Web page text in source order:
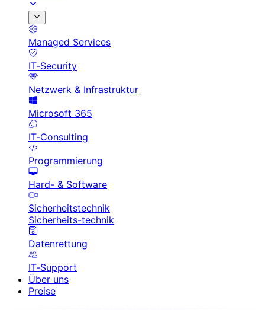
Managed Services
IT-Security
Netzwerk & Infrastruktur
Microsoft 365
IT-Consulting
Programmierung
Hard- & Software
Sicherheitstechnik
Sicherheits-technik
Datenrettung
IT-Support
Über uns
Preise